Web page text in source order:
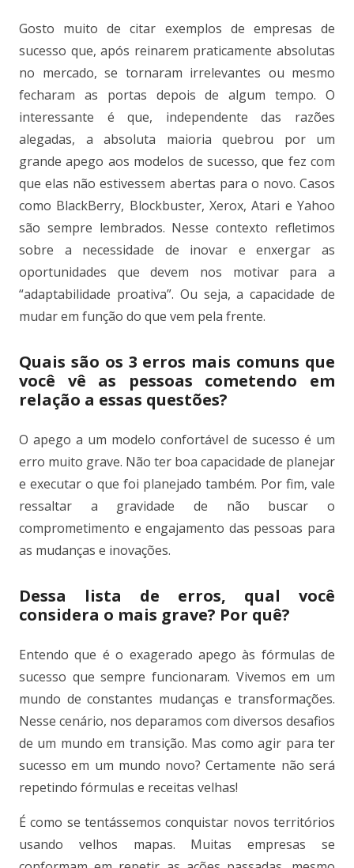
Gosto muito de citar exemplos de empresas de
sucesso que, após reinarem praticamente absolutas
no mercado, se tornaram irrelevantes ou mesmo
fecharam as portas depois de algum tempo. O
interessante é que, independente das razões
alegadas, a absoluta maioria quebrou por um
grande apego aos modelos de sucesso, que fez com
que elas não estivessem abertas para o novo. Casos
como BlackBerry, Blockbuster, Xerox, Atari e Yahoo
são sempre lembrados. Nesse contexto refletimos
sobre a necessidade de inovar e enxergar as
oportunidades que devem nos motivar para a
“adaptabilidade proativa”. Ou seja, a capacidade de
mudar em função do que vem pela frente.
Quais são os 3 erros mais comuns que
você vê as pessoas cometendo em
relação a essas questões?
O apego a um modelo confortável de sucesso é um
erro muito grave. Não ter boa capacidade de planejar
e executar o que foi planejado também. Por fim, vale
ressaltar a gravidade de não buscar o
comprometimento e engajamento das pessoas para
as mudanças e inovações.
Dessa lista de erros, qual você
considera o mais grave? Por quê?
Entendo que é o exagerado apego às fórmulas de
sucesso que sempre funcionaram. Vivemos em um
mundo de constantes mudanças e transformações.
Nesse cenário, nos deparamos com diversos desafios
de um mundo em transição. Mas como agir para ter
sucesso em um mundo novo? Certamente não será
repetindo fórmulas e receitas velhas!
É como se tentássemos conquistar novos territórios
usando velhos mapas. Muitas empresas se